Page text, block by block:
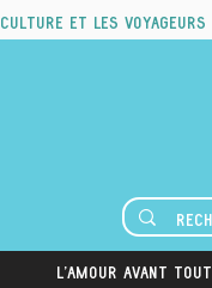
culture et les voyageurs
L'amour avant tout